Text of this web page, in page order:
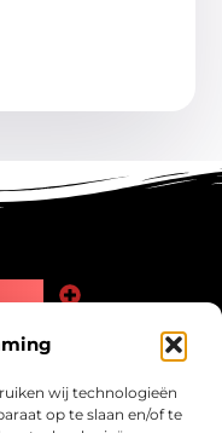
wij technologieën
op te slaan en/of te